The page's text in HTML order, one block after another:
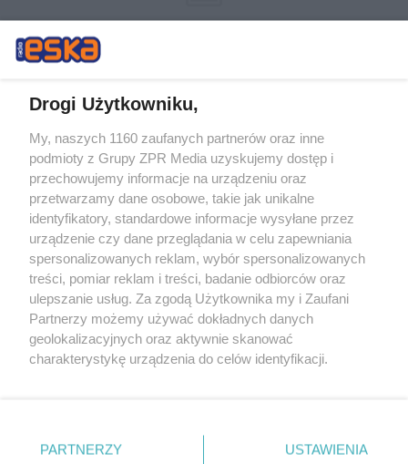
Żaden utwór zamieszczony w serwisie nie może być powielany i
rozpowszechniany lub dalej rozpowszechniany w jakikolwiek sposób (w
tym także elektroniczny lub mechaniczny) na jakimkolwiek polu
eksploatacji w jakiejkolwiek formie, włącznie z umieszczaniem w
Internecie bez pisemnej zgody właściciela praw. Jakiekolwiek użycie lub
wykorzystanie utworów w całości lub w części z naruszeniem prawa,
tzn. bez właściwej zgody, jest zabronione pod groźbą kary i może być
ścigane prawnie.
Drogi Użytkowniku,
My, naszych 1160 zaufanych partnerów oraz inne
podmioty z Grupy ZPR Media uzyskujemy dostęp i
przechowujemy informacje na urządzeniu oraz
przetwarzamy dane osobowe, takie jak unikalne
identyfikatory, standardowe informacje wysyłane przez
urządzenie czy dane przeglądania w celu zapewniania
spersonalizowanych reklam, wybór spersonalizowanych
treści, pomiar reklam i treści, badanie odbiorców oraz
ulepszanie usług. Za zgodą Użytkownika my i Zaufani
Partnerzy możemy używać dokładnych danych
geolokalizacyjnych oraz aktywnie skanować
charakterystykę urządzenia do celów identyfikacji.
zmienić/wycofać klikając przycisk ustawień prywatności
PARTNERZY USTAWIENIA